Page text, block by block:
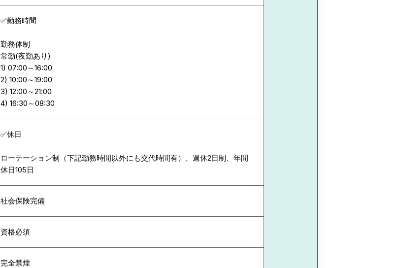
✅勤務時間
勤務体制
常勤(夜勤あり)
1) 07:00～16:00
2) 10:00～19:00
3) 12:00～21:00
✅休日
ローテーション制（下記勤務時間以外にも交代時間有）、週休2日制、年間
休日105日
社会保険完備
資格必須
完全禁煙